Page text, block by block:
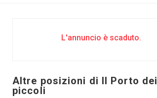
L'annuncio è scaduto.
Altre posizioni di Il Porto dei
piccoli